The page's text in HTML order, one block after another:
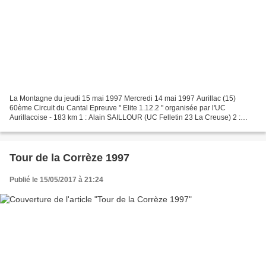
La Montagne du jeudi 15 mai 1997 Mercredi 14 mai 1997 Aurillac (15)
60ème Circuit du Cantal Epreuve " Elite 1.12.2 " organisée par l'UC
Aurillacoise - 183 km 1 : Alain SAILLOUR (UC Felletin 23 La Creuse) 2 :
Tour de la Corrèze 1997
Publié le 15/05/2017 à 21:24